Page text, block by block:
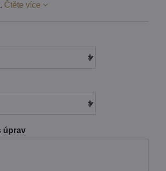
Čtěte více
úprav